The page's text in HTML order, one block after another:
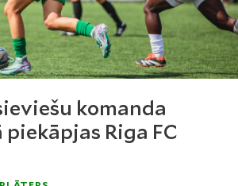
komanda
Riga FC